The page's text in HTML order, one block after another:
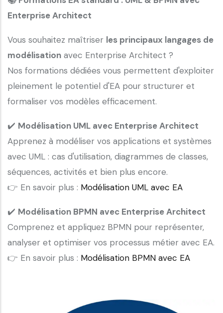
Enterprise Architect
Vous souhaitez maîtriser les principaux langages de
modélisation avec Enterprise Architect ?
Nos formations dédiées vous permettent d'exploiter
pleinement le potentiel d'EA pour structurer et
formaliser vos modèles efficacement.
✔️ Modélisation UML avec Enterprise Architect
Apprenez à modéliser vos applications et systèmes
avec UML : cas d'utilisation, diagrammes de classes,
séquences, activités et bien plus encore.
👉 En savoir plus : Modélisation UML avec EA
✔️ Modélisation BPMN avec Enterprise Architect
Comprenez et appliquez BPMN pour représenter,
analyser et optimiser vos processus métier avec EA.
👉 En savoir plus : Modélisation BPMN avec EA